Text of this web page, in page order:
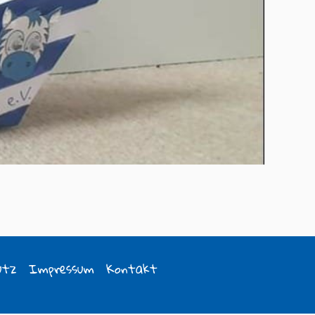
Impressum Kontakt